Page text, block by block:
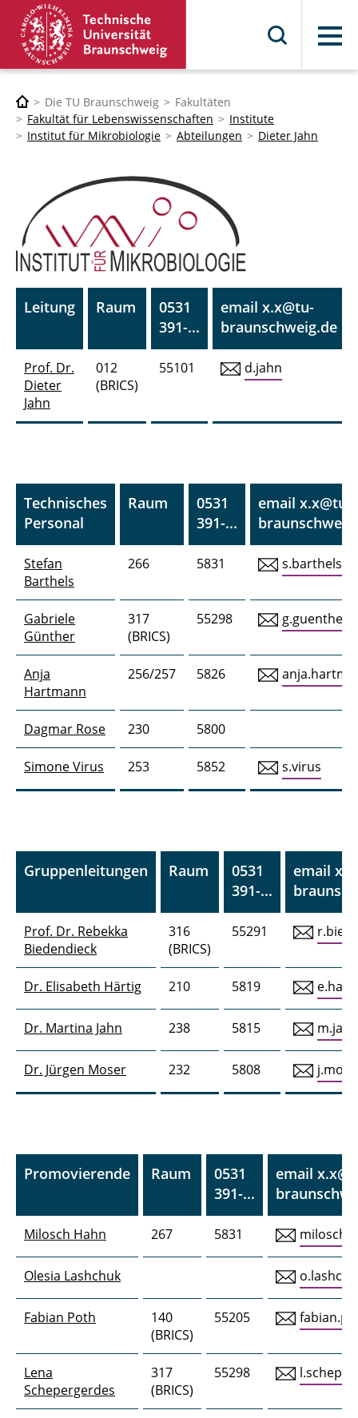
Menü
Die TU Braunschweig
Fakultäten
Fakultät für Lebenswissenschaften
Institute
Institut für Mikrobiologie
Abteilungen Dieter Jahn
Leitung Raum
0531
391-...
email x.x@tu-
braunschweig.de
Prof. Dr.
Dieter
Jahn
012
(BRICS)
55101 d.jahn
Technisches
Personal
Raum
0531
391-...
email x.x@tu-
Stefan
Barthels
266 5831 s.barthels
Gabriele
Günther
317
(BRICS)
55298 g.guenther
Anja
Hartmann
256/257 5826
Dagmar Rose 230 5800
Simone Virus 253 5852 s.virus
Gruppenleitungen Raum
0531
391-...
email
Prof. Dr. Rebekka
Biedendieck
316
(BRICS)
55291
Dr. Elisabeth Härtig 210 5819
Dr. Martina Jahn 238 5815 m.jahn
Dr. Jürgen Moser 232 5808
Promovierende Raum
0531
391-...
email
Milosch Hahn 267 5831
Olesia Lashchuk
Fabian Poth
140
(BRICS)
55205
Lena
Schepergerdes
317
(BRICS)
55298